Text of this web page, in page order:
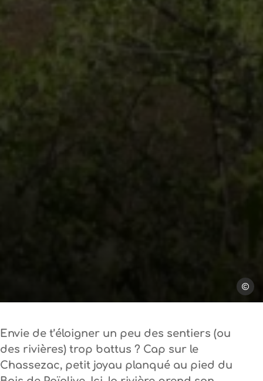
Harald
Envie de t’éloigner un peu des sentiers (ou
des rivières) trop battus ? Cap sur le
Chassezac, petit joyau planqué au pied du